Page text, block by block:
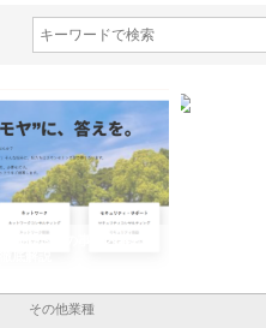
会社ＣＳＡの事業内容と強
その他業種